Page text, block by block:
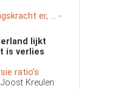
er, ... -
lijkt
is verlies
ratio’s
Kreulen